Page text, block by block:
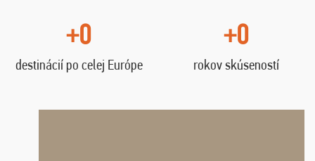
+0
destinácií po celej Európe
+0
rokov skúseností